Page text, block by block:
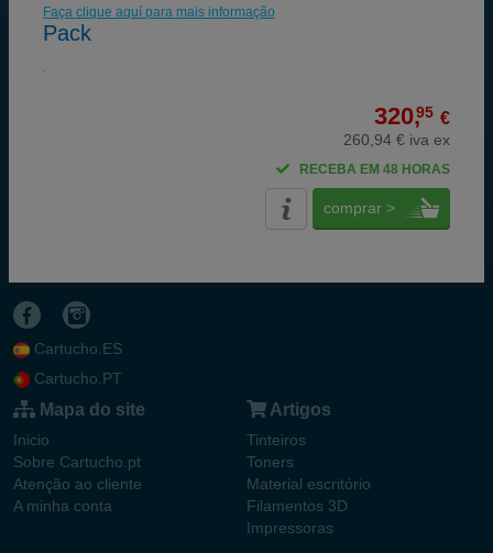
Faça clique aquí para mais informação
Pack
320,95 €
260,94 € iva ex
RECEBA EM 48 HORAS
comprar >
Cartucho.ES
Cartucho.PT
Mapa do site
Inicio
Sobre Cartucho.pt
Atenção ao cliente
A minha conta
Artigos
Tinteiros
Toners
Material escritório
Filamentos 3D
Impressoras